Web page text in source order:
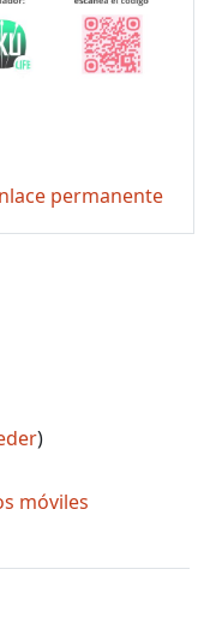
permanente
)
móviles